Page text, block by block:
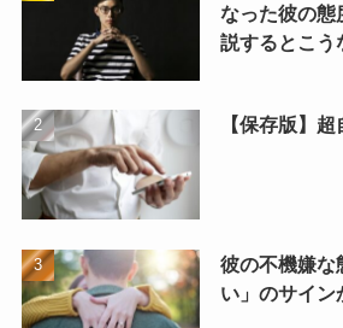
なった彼の態
説するとこう
【保存版】
彼の不機嫌な
い」のサイン